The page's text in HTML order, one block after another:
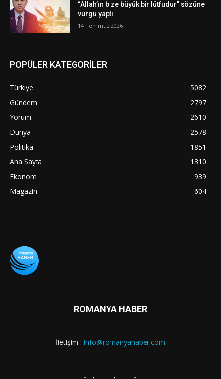
“Allah’ın bize büyük bir lütfudur” sözüne
vurgu yaptı
14 Temmuz 2026
POPÜLER KATEGORİLER
Türkiye
5082
Gündem
2797
Yorum
2610
Dünya
2578
Politika
1851
Ana Sayfa
1310
Ekonomi
939
Magazin
604
ROMANYA HABER
İletişim : info@romanyahaber.com